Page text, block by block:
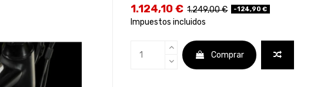
1.124,10 € 1.249,00 € -124,90 €
Impuestos incluidos
Comprar